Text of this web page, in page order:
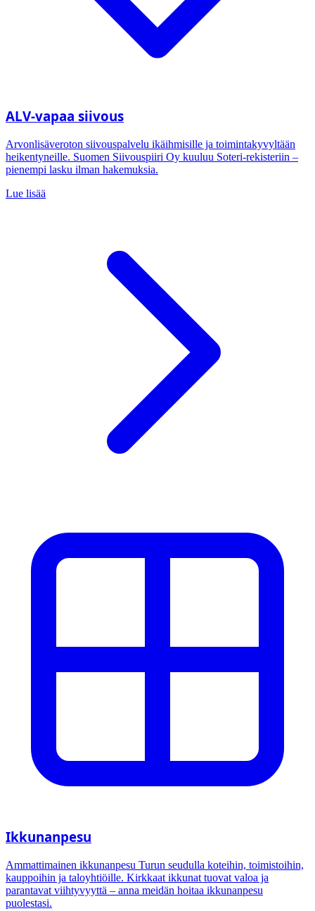
ALV-vapaa siivous
Arvonlisäveroton siivouspalvelu ikäihmisille ja toimintakyvyltään
heikentyneille. Suomen Siivouspiiri Oy kuuluu Soteri-rekisteriin –
pienempi lasku ilman hakemuksia.
Lue lisää
Ikkunanpesu
Ammattimainen ikkunanpesu Turun seudulla koteihin, toimistoihin,
kauppoihin ja taloyhtiöille. Kirkkaat ikkunat tuovat valoa ja
parantavat viihtyvyyttä – anna meidän hoitaa ikkunanpesu
puolestasi.